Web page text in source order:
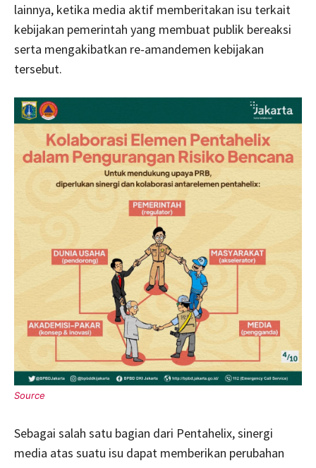
lainnya, ketika media aktif memberitakan isu terkait
kebijakan pemerintah yang membuat publik bereaksi
serta mengakibatkan re-amandemen kebijakan
tersebut.
Sebagai salah satu bagian dari Pentahelix, sinergi
media atas suatu isu dapat memberikan perubahan